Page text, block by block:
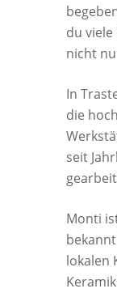
du
nicht
In
die
seit
Monti
lokalen